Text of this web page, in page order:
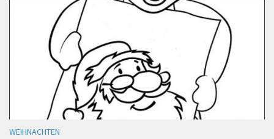
WEIHNACHTEN